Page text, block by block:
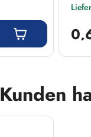
Kunden